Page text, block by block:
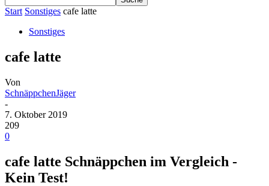
Start Sonstiges cafe latte
Sonstiges
cafe latte
Von
SchnäppchenJäger
-
7. Oktober 2019
209
0
cafe latte Schnäppchen im Vergleich -
Kein Test!